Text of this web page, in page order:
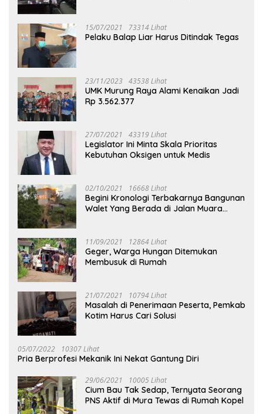
15/07/2021 73314 Lihat
Pelaku Balap Liar Harus Ditindak Tegas
23/11/2023 43538 Lihat
UMK Murung Raya Alami Kenaikan Jadi
Rp 3.562.377
27/07/2021 43319 Lihat
Legislator Ini Minta Skala Prioritas
Kebutuhan Oksigen untuk Medis
02/10/2021 16668 Lihat
Begini Kronologi Terbakarnya Bangunan
Walet Yang Berada di Jalan Muara
11/09/2021 12864 Lihat
Geger, Warga Hungan Ditemukan
Membusuk di Rumah
21/07/2021 10794 Lihat
Masalah di Penerimaan Peserta, Pemkab
Kotim Harus Cari Solusi
05/07/2022 10307 Lihat
Pria Berprofesi Mekanik Ini Nekat Gantung Diri
29/06/2021 10005 Lihat
Cium Bau Tak Sedap, Ternyata Seorang
PNS Aktif di Mura Tewas di Rumah Kopel